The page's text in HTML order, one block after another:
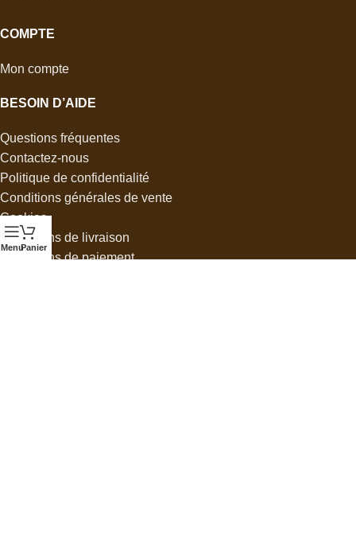
COMPTE
Mon compte
BESOIN D’AIDE
Questions fréquentes
Contactez-nous
Politique de confidentialité
Conditions générales de vente
Cookies
Conditions de livraison
Conditions de paiement
MenuPanier